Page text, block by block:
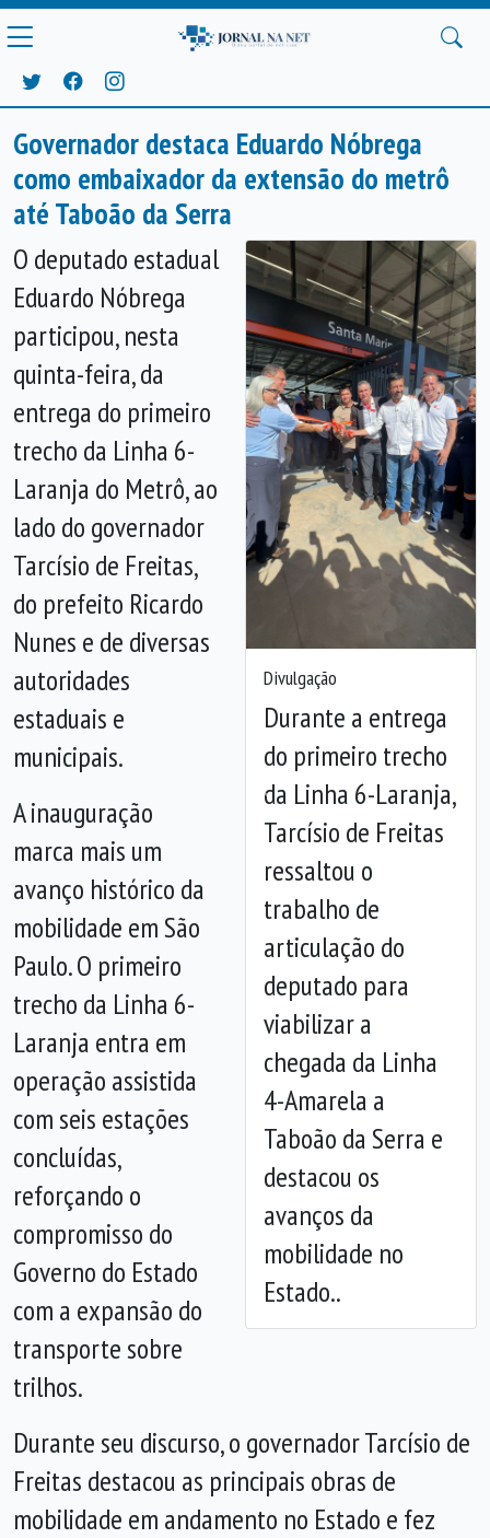
Governador destaca Eduardo Nóbrega
como embaixador da extensão do metrô
até Taboão da Serra
Divulgação
Durante a entrega
do primeiro trecho
da Linha 6-Laranja,
Tarcísio de Freitas
ressaltou o
trabalho de
articulação do
deputado para
viabilizar a
chegada da Linha
4-Amarela a
Taboão da Serra e
destacou os
avanços da
mobilidade no
Estado..
Anterior
O deputado estadual
Eduardo Nóbrega
participou, nesta
quinta-feira, da
entrega do primeiro
trecho da Linha 6-
Laranja do Metrô, ao
lado do governador
Tarcísio de Freitas,
do prefeito Ricardo
Nunes e de diversas
autoridades
estaduais e
municipais.
A inauguração
marca mais um
avanço histórico da
mobilidade em São
Paulo. O primeiro
trecho da Linha 6-
Laranja entra em
operação assistida
com seis estações
concluídas,
reforçando o
compromisso do
Governo do Estado
com a expansão do
transporte sobre
trilhos.
Durante seu discurso, o governador Tarcísio de
Freitas destacou as principais obras de
mobilidade em andamento no Estado e fez